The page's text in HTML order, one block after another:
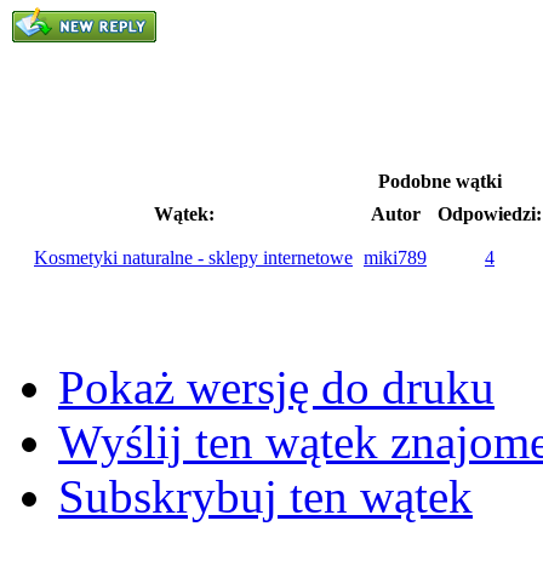
Podobne wątki
Wątek:
Autor Odpowiedzi:
Kosmetyki naturalne - sklepy internetowe miki789 4
Pokaż wersję do druku
Wyślij ten wątek
Subskrybuj ten wątek